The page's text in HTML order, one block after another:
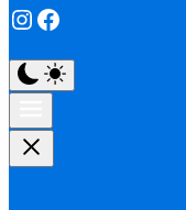
Instagram
Facebook